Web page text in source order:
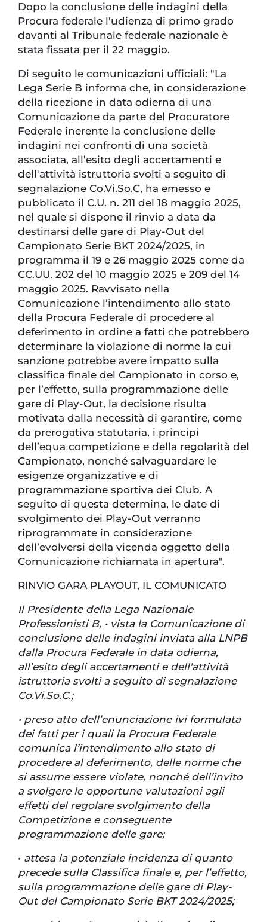
Dopo la conclusione delle indagini della
Procura federale l'udienza di primo grado
davanti al Tribunale federale nazionale è
stata fissata per il 22 maggio.
Di seguito le comunicazioni ufficiali: "La
Lega Serie B informa che, in considerazione
della ricezione in data odierna di una
Comunicazione da parte del Procuratore
Federale inerente la conclusione delle
indagini nei confronti di una società
associata, all’esito degli accertamenti e
dell'attività istruttoria svolti a seguito di
segnalazione Co.Vi.So.C, ha emesso e
pubblicato il C.U. n. 211 del 18 maggio 2025,
nel quale si dispone il rinvio a data da
destinarsi delle gare di Play-Out del
Campionato Serie BKT 2024/2025, in
programma il 19 e 26 maggio 2025 come da
CC.UU. 202 del 10 maggio 2025 e 209 del 14
maggio 2025. Ravvisato nella
Comunicazione l’intendimento allo stato
della Procura Federale di procedere al
deferimento in ordine a fatti che potrebbero
determinare la violazione di norme la cui
sanzione potrebbe avere impatto sulla
classifica finale del Campionato in corso e,
per l’effetto, sulla programmazione delle
gare di Play-Out, la decisione risulta
motivata dalla necessità di garantire, come
da prerogativa statutaria, i principi
dell’equa competizione e della regolarità del
Campionato, nonché salvaguardare le
esigenze organizzative e di
programmazione sportiva dei Club. A
seguito di questa determina, le date di
svolgimento dei Play-Out verranno
riprogrammate in considerazione
dell’evolversi della vicenda oggetto della
Comunicazione richiamata in apertura".
RINVIO GARA PLAYOUT, IL COMUNICATO
Il Presidente della Lega Nazionale
Professionisti B, • vista la Comunicazione di
conclusione delle indagini inviata alla LNPB
dalla Procura Federale in data odierna,
all’esito degli accertamenti e dell'attività
istruttoria svolti a seguito di segnalazione
Co.Vi.So.C.;
• preso atto dell’enunciazione ivi formulata
dei fatti per i quali la Procura Federale
comunica l’intendimento allo stato di
procedere al deferimento, delle norme che
si assume essere violate, nonché dell’invito
a svolgere le opportune valutazioni agli
effetti del regolare svolgimento della
Competizione e conseguente
programmazione delle gare;
• attesa la potenziale incidenza di quanto
precede sulla Classifica finale e, per l’effetto,
sulla programmazione delle gare di Play-
Out del Campionato Serie BKT 2024/2025;